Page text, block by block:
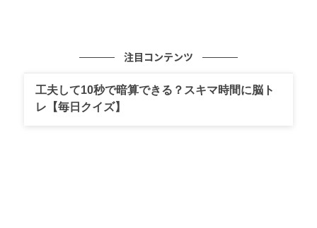
注目コンテンツ
工夫して10秒で暗算できる？スキマ時間に脳ト
レ【毎日クイズ】